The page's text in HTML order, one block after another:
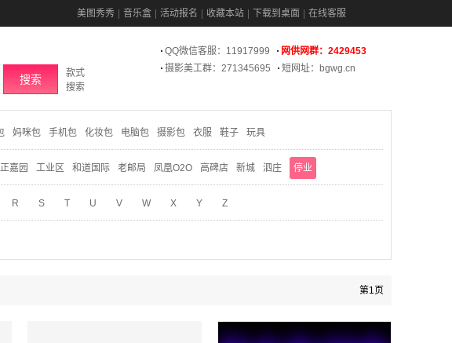
美图秀秀 音乐盒 活动报名 收藏本站 下载到桌面 在线客服
搜索
款式
搜索
QQ微信客服：11917999
网供网群：2429453
摄影美工群：271345695
短网址：bgwg.cn
妈咪包 手机包 化妆包 电脑包 摄影包 衣服 鞋子 玩具
嘉园 工业区 和道国际 老邮局 凤凰O2O 高碑店 新城 泗庄 停业
R S T U V W X Y Z
第1页